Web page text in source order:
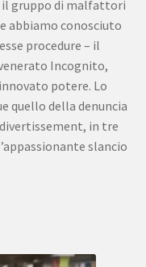
il gruppo di malfattori
abbiamo conosciuto
procedure – il
Incognito,
potere. Lo
quello della denuncia
in tre
slancio